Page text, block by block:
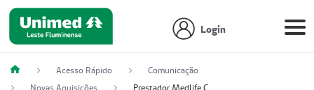
Login
Acesso Rápido
Comunicação
Novas Aquisições
Prestador Medlife Consultas e Diagnósticos (51004334-2)